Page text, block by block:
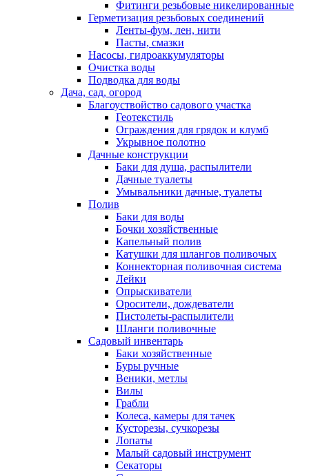
Фитинги резьбовые никелированные
Герметизация резьбовых соединений
Ленты-фум, лен, нити
Пасты, смазки
Насосы, гидроаккумуляторы
Очистка воды
Подводка для воды
Дача, сад, огород
Благоуствойство садового участка
Геотекстиль
Ограждения для грядок и клумб
Укрывное полотно
Дачные конструкции
Баки для душа, распылители
Дачные туалеты
Умывальники дачные, туалеты
Полив
Баки для воды
Бочки хозяйственные
Капельный полив
Катушки для шлангов поливочых
Коннекторная поливочная система
Лейки
Опрыскиватели
Оросители, дождеватели
Пистолеты-распылители
Шланги поливочные
Садовый инвентарь
Баки хозяйственные
Буры ручные
Веники, метлы
Вилы
Грабли
Колеса, камеры для тачек
Кусторезы, сучкорезы
Лопаты
Малый садовый инструмент
Секаторы